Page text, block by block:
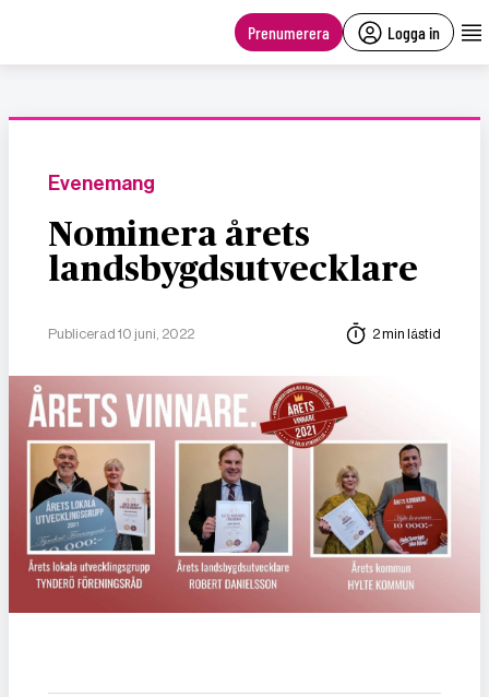
Prenumerera Logga in
Evenemang
Nominera årets
landsbygdsutvecklare
Publicerad 10 juni, 2022 2 min lästid